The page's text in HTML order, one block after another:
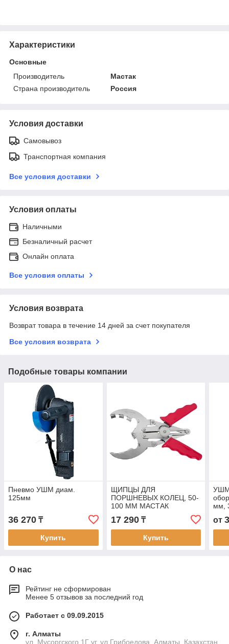
Характеристики
Основные
Производитель
Мастак
Страна производитель
Россия
Условия доставки
Самовывоз
Транспортная компания
Все условия доставки
Условия оплаты
Наличными
Безналичный расчет
Онлайн оплата
Все условия оплаты
Условия возврата
Возврат товара в течение 14 дней за счет покупателя
Все условия возврата
Подобные товары компании
Пневмо УШМ диам.
125мм
36 270 ₸
Купить
ЩИПЦЫ ДЛЯ
ПОРШНЕВЫХ КОЛЕЦ, 50-
100 ММ МАСТАК
17 290₸
Купить
УШМ
мм,
от
О нас
Рейтинг не сформирован
Менее 5 отзывов за последний год
Работает с 09.09.2015
г. Алматы
ул. Мусоргского 1Г уг. ул Грибоедова, Алматы, Казахстан